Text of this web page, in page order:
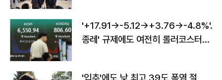
'+17.91→-5.12→+3.76→-4.8%'…'
종레' 규제에도 여전히 롤러코스터